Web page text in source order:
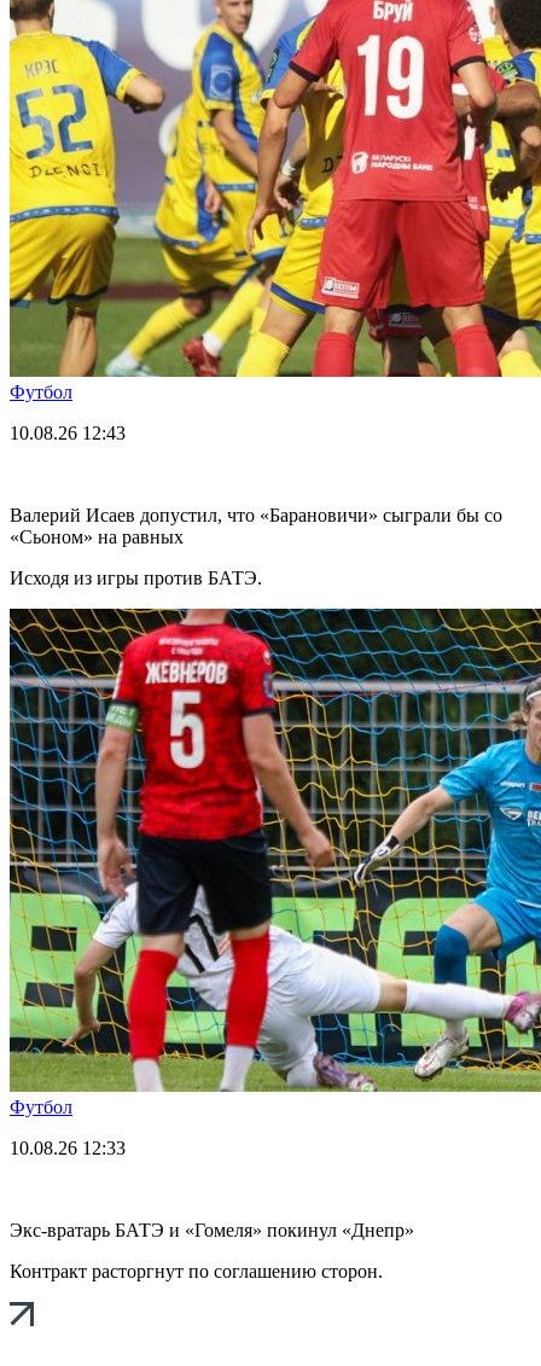
Футбол
10.08.26 12:43
Валерий Исаев допустил, что «Барановичи» сыграли бы со
«Сьоном» на равных
Исходя из игры против БАТЭ.
Футбол
10.08.26 12:33
Экс-вратарь БАТЭ и «Гомеля» покинул «Днепр»
Контракт расторгнут по соглашению сторон.